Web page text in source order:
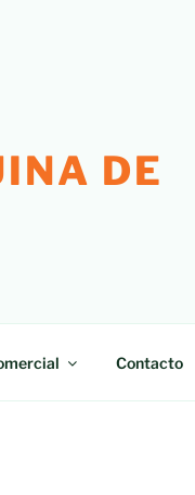
DE
Contacto